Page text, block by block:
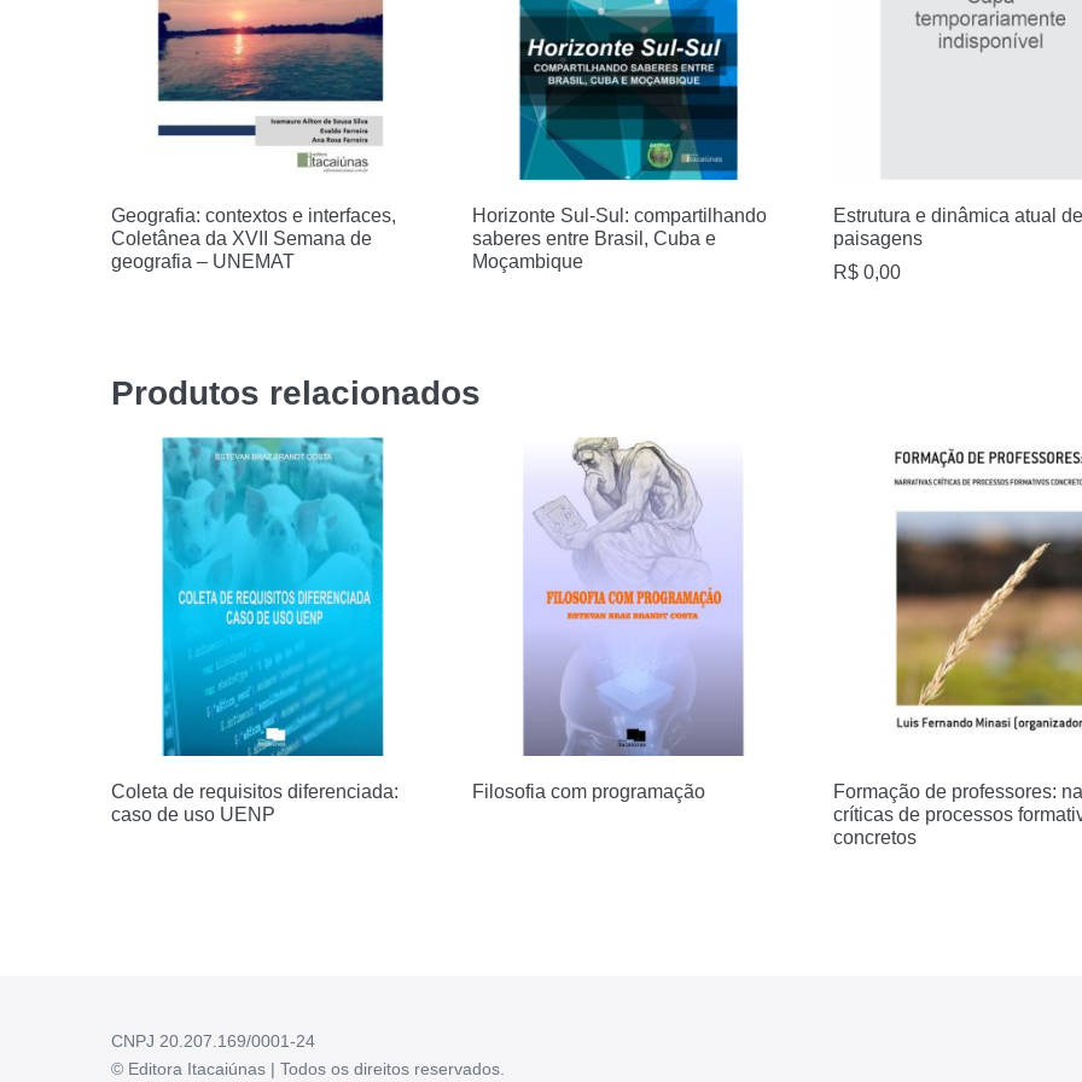
Geografia: contextos e interfaces,
Coletânea da XVII Semana de
geografia – UNEMAT
Horizonte Sul-Sul: compartilhando
saberes entre Brasil, Cuba e
Moçambique
Estrutura e dinâmica atual de
paisagens
R$0,00
Produtos relacionados
Coleta de requisitos diferenciada:
caso de uso UENP
Filosofia com programação
Formação de professores:
críticas de processos
concretos
CNPJ 20.207.169/0001-24
© Editora Itacaiúnas | Todos os direitos reservados.